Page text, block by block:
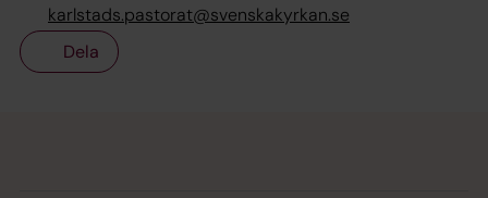
karlstads.pastorat@svenskakyrkan.se
Dela